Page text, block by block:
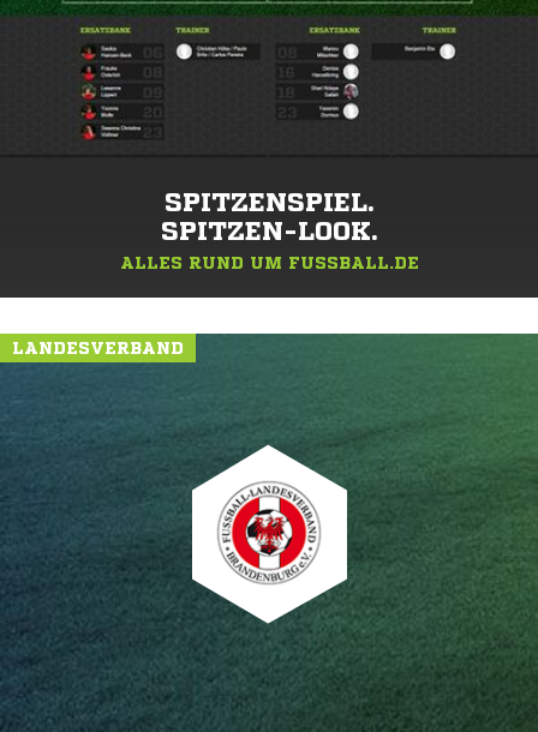
SPITZENSPIEL.
SPITZEN-LOOK.
ALLES RUND UM FUSSBALL.DE
LANDESVERBAND